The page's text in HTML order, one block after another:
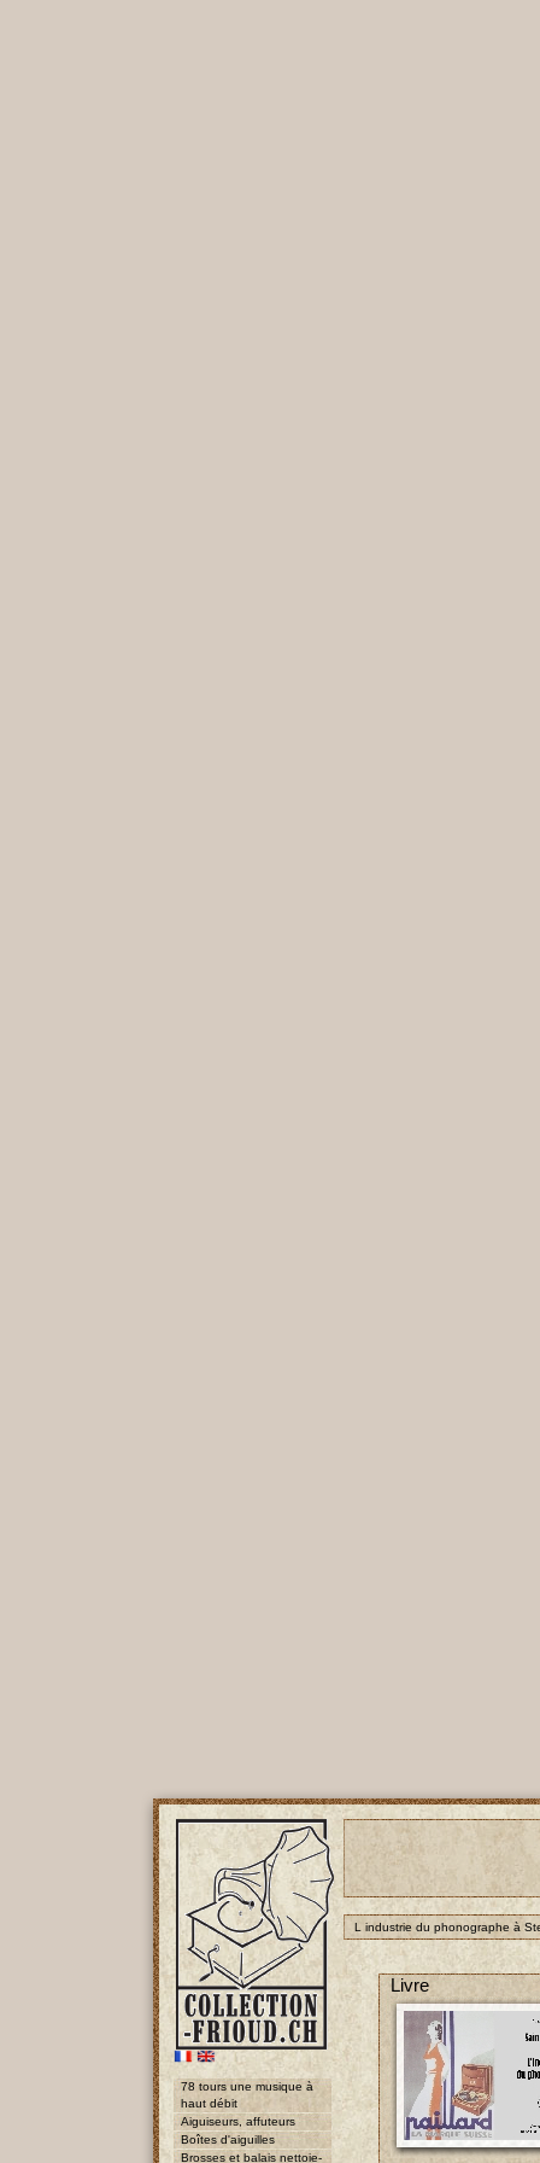
78 tours une musique à
haut débit
Aiguiseurs, affuteurs
Boîtes d'aiguilles
Brosses et balais nettoie-
L industrie du phonographe à
Livre